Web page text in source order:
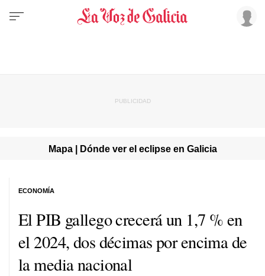
Mapa | Dónde ver el eclipse en Galicia
El PIB gallego crecerá un 1,7 % en
el 2024, dos décimas por encima de
la media nacional
ECONOMÍA